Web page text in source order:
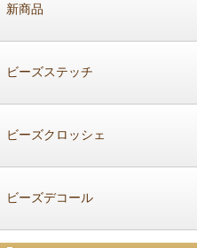
新商品
ビーズステッチ
ビーズクロッシェ
ビーズデコール